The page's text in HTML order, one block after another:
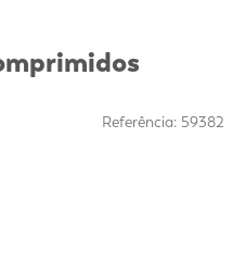
Referência: 59382